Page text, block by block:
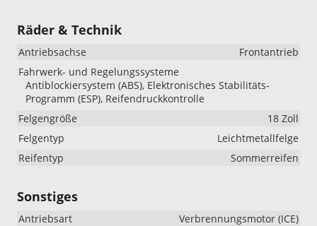
Räder & Technik
Antriebsachse
Frontantrieb
Fahrwerk- und Regelungssysteme
Antiblockiersystem (ABS), Elektronisches Stabilitäts-
Programm (ESP), Reifendruckkontrolle
Felgengröße
18 Zoll
Felgentyp
Leichtmetallfelge
Reifentyp
Sommerreifen
Sonstiges
Antriebsart
Verbrennungsmotor (ICE)